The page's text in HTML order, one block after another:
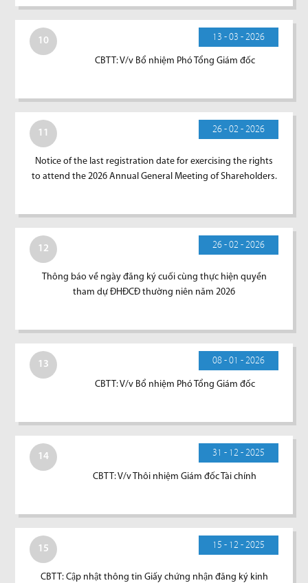
10 13 - 03 - 2026
CBTT: V/v Bổ nhiệm Phó Tổng Giám đốc
11 26 - 02 - 2026
Notice of the last registration date for exercising the rights
to attend the 2026 Annual General Meeting of Shareholders.
12 26 - 02 - 2026
Thông báo về ngày đăng ký cuối cùng thực hiện quyền
tham dự ĐHĐCĐ thường niên năm 2026
13 08 - 01 - 2026
CBTT: V/v Bổ nhiệm Phó Tổng Giám đốc
14 31 - 12 - 2025
CBTT: V/v Thôi nhiệm Giám đốc Tài chính
15 15 - 12 - 2025
CBTT: Cập nhật thông tin Giấy chứng nhận đăng ký kinh